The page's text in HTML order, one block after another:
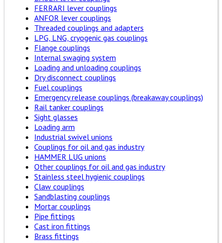
FERRARI lever couplings
ANFOR lever couplings
Threaded couplings and adapters
LPG, LNG, cryogenic gas couplings
Flange couplings
Internal swaging system
Loading and unloading couplings
Dry disconnect couplings
Fuel couplings
Emergency release couplings (breakaway couplings)
Rail tanker couplings
Sight glasses
Loading arm
Industrial swivel unions
Couplings for oil and gas industry
HAMMER LUG unions
Other couplings for oil and gas industry
Stainless steel hygienic couplings
Claw couplings
Sandblasting couplings
Mortar couplings
Pipe fittings
Cast iron fittings
Brass fittings